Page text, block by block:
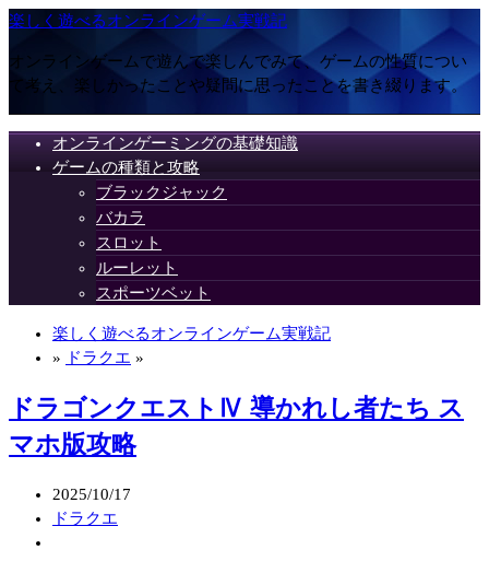
楽しく遊べるオンラインゲーム実戦記
オンラインゲームで遊んで楽しんでみて、ゲームの性質につい
て考え、楽しかったことや疑問に思ったことを書き綴ります。
オンラインゲーミングの基礎知識
ゲームの種類と攻略
ブラックジャック
バカラ
スロット
ルーレット
スポーツベット
楽しく遊べるオンラインゲーム実戦記
»
ドラクエ »
ドラゴンクエストⅣ 導かれし者たち ス
マホ版攻略
2025/10/17
ドラクエ